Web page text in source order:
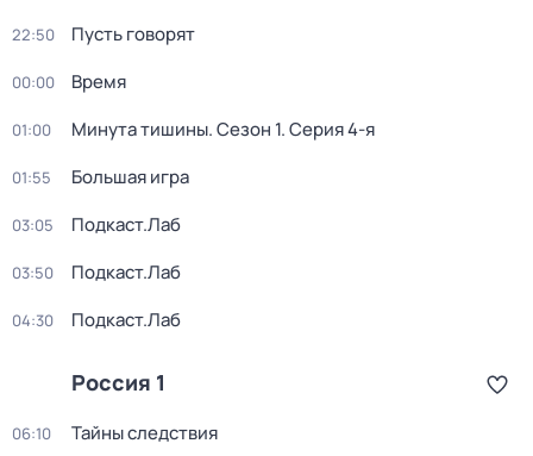
22:50 Пусть говорят
00:00 Время
01:00 Минута тишины. Сезон 1. Серия 4-я
01:55 Большая игра
03:05 Подкаст.Лаб
03:50 Подкаст.Лаб
04:30 Подкаст.Лаб
Россия 1
06:10 Тайны следствия